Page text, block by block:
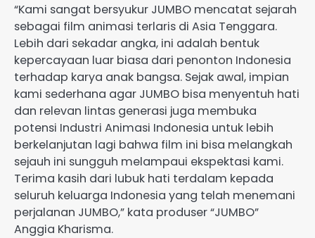
“Kami sangat bersyukur JUMBO mencatat sejarah
sebagai film animasi terlaris di Asia Tenggara.
Lebih dari sekadar angka, ini adalah bentuk
kepercayaan luar biasa dari penonton Indonesia
terhadap karya anak bangsa. Sejak awal, impian
kami sederhana agar JUMBO bisa menyentuh hati
dan relevan lintas generasi juga membuka
potensi Industri Animasi Indonesia untuk lebih
berkelanjutan lagi bahwa film ini bisa melangkah
sejauh ini sungguh melampaui ekspektasi kami.
Terima kasih dari lubuk hati terdalam kepada
seluruh keluarga Indonesia yang telah menemani
perjalanan JUMBO,” kata produser “JUMBO”
Anggia Kharisma.